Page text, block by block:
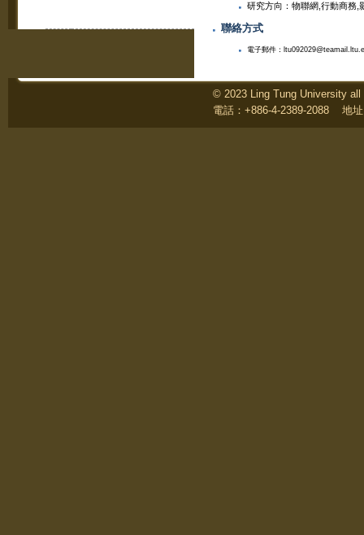
研究方向：物聯網,行動商務,
聯絡方式
電子郵件：
© 2023 Ling Tung University
電話：+886-4-2389-2088 地